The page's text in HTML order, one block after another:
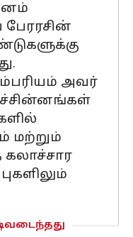
அவர்
மற்றும்
கலாச்சார